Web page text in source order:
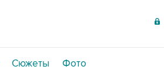
Сюжеты Фото